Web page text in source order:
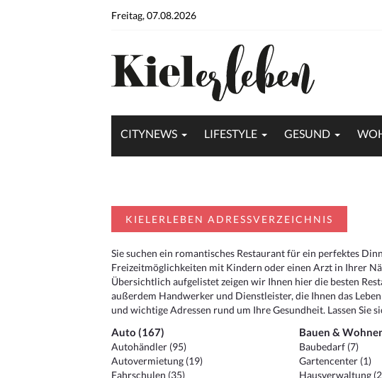
Freitag, 07.08.2026
CITYNEWS LIFESTYLE GESUND
KIELERLEBEN ADRESSVERZEICHNIS
Sie suchen ein romantisches Restaurant für ein perfektes
Freizeitmöglichkeiten mit Kindern oder einen Arzt in Ihrer
Übersichtlich aufgelistet zeigen wir Ihnen hier die besten
außerdem Handwerker und Dienstleister, die Ihnen das
und wichtige Adressen rund um Ihre Gesundheit. Lassen Sie
Auto (167)
Autohändler (95)
Autovermietung (19)
Fahrschulen (35)
Bauen &
Baubedarf (7)
Gartencenter (1)
Hausverwaltung